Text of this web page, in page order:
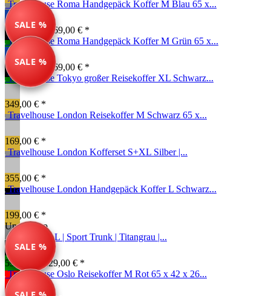
SALE %
Travelhouse Roma Handgepäck Koffer M Blau 65 x...
134,99 € * 169,00 € *
SALE %
Travelhouse Roma Handgepäck Koffer M Grün 65 x...
134,99 € *
169,00 € *
Travelhouse Tokyo großer Reisekoffer XL Schwarz...
349,00 € *
Travelhouse London Reisekoffer M Schwarz 65 x...
169,00 € *
Travelhouse London Kofferset S+XL Silber |...
355,00 € *
Travelhouse London Handgepäck Koffer L Schwarz...
199,00 € *
SALE %
Unser Tipp
Reisekoffer L | Sport Trunk | Titangrau |...
59,99 € * 129,00 € *
Travelhouse Oslo Reisekoffer M Rot 65 x 42 x 26...